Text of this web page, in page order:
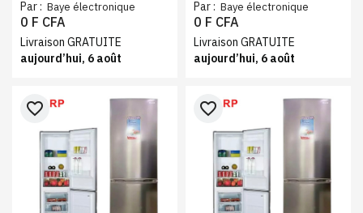
litres No Frost avec
fontaine silver
Par : Baye électronique
0 F CFA
Livraison GRATUITE
aujourd’hui, 6 août
litres No Frost Inverter gris
avec fontaine classe A++
Par : Baye électronique
0 F CFA
Livraison GRATUITE
aujourd’hui, 6 août
favorite_border favorite_border